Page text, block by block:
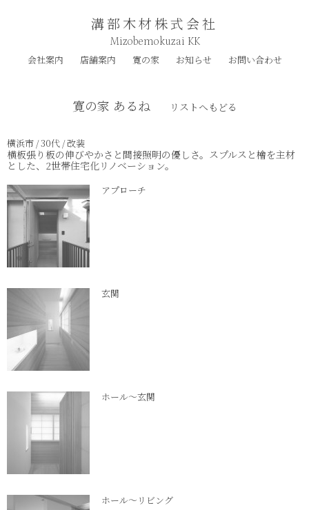
溝部木材株式会社
Mizobemokuzai KK
会社案内 店舗案内 寛の家 お知らせ お問い合わせ
寛の家 あるね リストへもどる
横浜市 / 30代 / 改装
横板張り板の伸びやかさと間接照明の優しさ。スプルスと檜を主材
とした、2世帯住宅化リノベーション。
アプローチ
玄関
ホール～玄関
ホール～リビング